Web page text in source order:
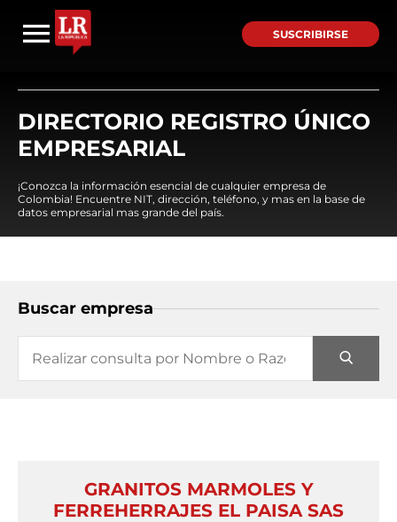
SUSCRIBIRSE
DIRECTORIO REGISTRO ÚNICO
EMPRESARIAL
¡Conozca la información esencial de cualquier empresa de
Colombia! Encuentre NIT, dirección, teléfono, y mas en la base de
datos empresarial mas grande del país.
Buscar empresa
GRANITOS MARMOLES Y
FERREHERRAJES EL PAISA SAS